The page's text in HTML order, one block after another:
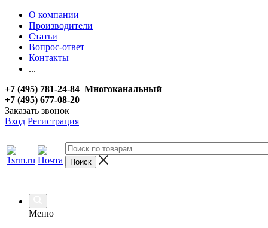
О компании
Производители
Статьи
Вопрос-ответ
Контакты
...
+7 (495) 781-24-84 Многоканальный
+7 (495) 677-08-20
Заказать звонок
Вход Регистрация
Меню